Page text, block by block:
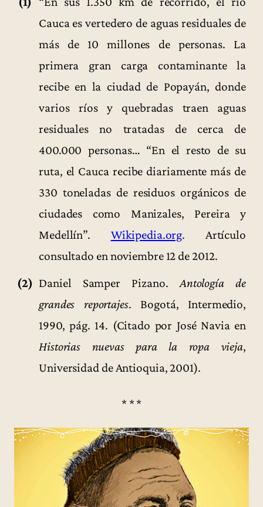
Cauca es vertedero de aguas residuales de
más de 10 millones de personas. La
primera gran carga contaminante la
recibe en la ciudad de Popayán, donde
varios ríos y quebradas traen aguas
residuales no tratadas de cerca de
400.000 personas… “En el resto de su
ruta, el Cauca recibe diariamente más de
330 toneladas de residuos orgánicos de
ciudades como Manizales, Pereira y
Medellín”. Wikipedia.org. Artículo
consultado en noviembre 12 de 2012.
(2) Daniel Samper Pizano.Antología de
grandes reportajes. Bogotá, Intermedio,
1990, pág. 14. (Citado por José Navia en
Historias nuevas para la ropa vieja,
Universidad de Antioquia, 2001).
* * *